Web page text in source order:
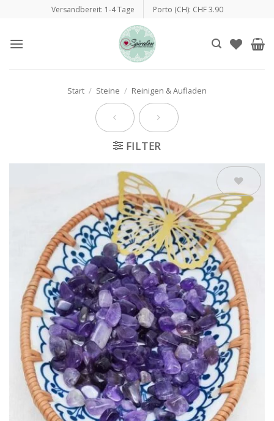
springen
Versandbereit: 1-4 Tage Porto (CH): CHF 3.90
Start / Steine / Reinigen & Aufladen
FILTER
Auf die
Wunschliste